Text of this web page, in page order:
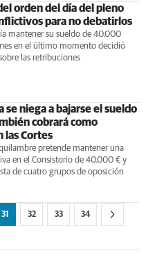
orden del día del pleno
para no debatirlos
mantener su sueldo de 40.000
en el último momento decidió
las retribuciones
se niega a bajarse el sueldo
cobrará como
las Cortes
pretende mantener una
en el Consistorio de 40.000 € y
de cuatro grupos de oposición
31 32 33 34